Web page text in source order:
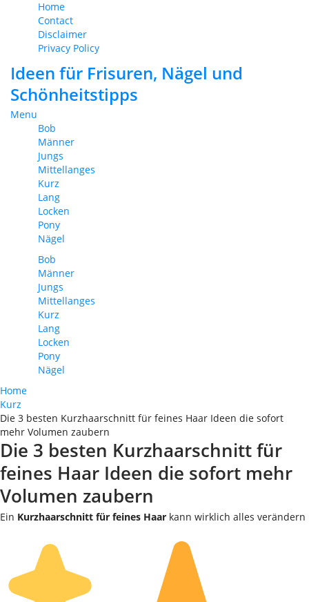
Home
Contact
Disclaimer
Privacy Policy
Ideen für Frisuren, Nägel und
Schönheitstipps
Menu
Bob
Männer
Jungs
Mittellanges
Kurz
Lang
Locken
Pony
Nägel
Bob
Männer
Jungs
Mittellanges
Kurz
Lang
Locken
Pony
Nägel
Home
Kurz
Die 3 besten Kurzhaarschnitt für feines Haar Ideen die sofort
mehr Volumen zaubern
Die 3 besten Kurzhaarschnitt für
feines Haar Ideen die sofort mehr
Volumen zaubern
Ein Kurzhaarschnitt für feines Haar kann wirklich alles verändern